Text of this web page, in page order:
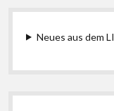
Neues aus dem